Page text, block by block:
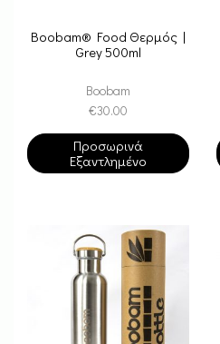
Boobam® Food Θερμός |
Grey 500ml
Boobam
€30.00
Προσωρινά
Εξαντλημένο